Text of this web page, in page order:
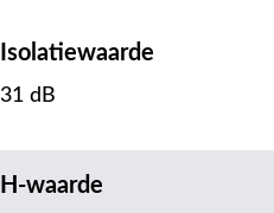
Isolatiewaarde
31 dB
H-waarde